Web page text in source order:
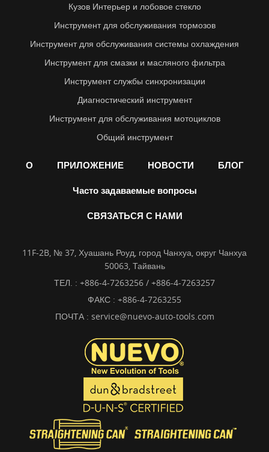
Кузов Интерьер и лобовое стекло
Инструмент для обслуживания тормозов
Инструмент для обслуживания системы охлаждения
Инструмент для смазки и масляного фильтра
Инструмент службы синхронизации
Диагностический инструмент
Инструмент для обслуживания мотоциклов
Общий инструмент
О ПРИЛОЖЕНИЕ НОВОСТИ БЛОГ
Часто задаваемые вопросы
СВЯЗАТЬСЯ С НАМИ
11F-2B, № 37, Хуашань Роуд, город Чанхуа, округ Чанхуа
50063, Тайвань
ТЕЛ. : +886-4-7263256 / +886-4-7263257
ФАКС : +886-4-7263255
ПОЧТА : service@nuevo-auto-tools.com